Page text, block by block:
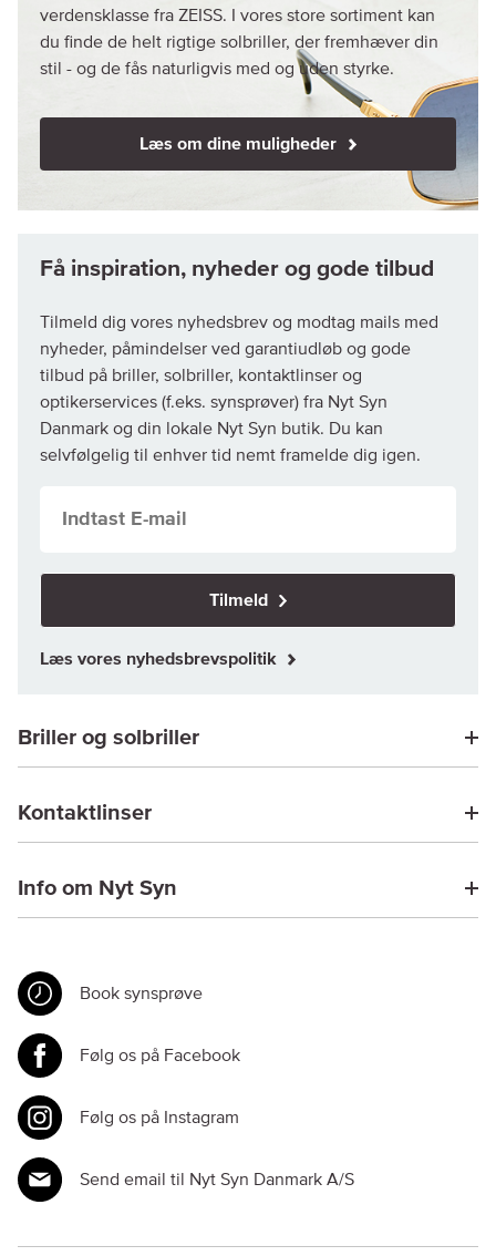
verdensklasse fra ZEISS. I vores store sortiment kan
du finde de helt rigtige solbriller, der fremhæver din
stil - og de fås naturligvis med og uden styrke.
Læs om dine muligheder
Tilmeld dig vores nyhedsbrev og modtag mails med
nyheder, påmindelser ved garantiudløb og gode
tilbud på briller, solbriller, kontaktlinser og
optikerservices (f.eks. synsprøver) fra Nyt Syn
Danmark og din lokale Nyt Syn butik. Du kan
selvfølgelig til enhver tid nemt framelde dig igen.
Tilmeld
Læs vores nyhedsbrevspolitik
Briller og solbriller
Kontaktlinser
Info om Nyt Syn
Book synsprøve
Følg os på Facebook
Følg os på Instagram
Send email til Nyt Syn Danmark A/S